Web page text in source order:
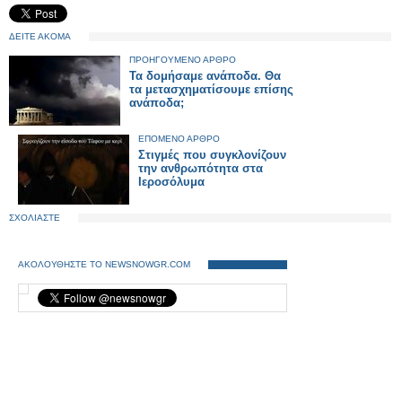
ΔΕΙΤΕ ΑΚΟΜΑ
ΠΡΟΗΓΟΥΜΕΝΟ ΑΡΘΡΟ
Τα δομήσαμε ανάποδα. Θα
τα μετασχηματίσουμε επίσης
ανάποδα;
ΕΠΟΜΕΝΟ ΑΡΘΡΟ
Στιγμές που συγκλονίζουν
την ανθρωπότητα στα
Ιεροσόλυμα
ΣΧΟΛΙΑΣΤΕ
ΑΚΟΛΟΥΘΗΣΤΕ ΤΟ NEWSNOWGR.COM